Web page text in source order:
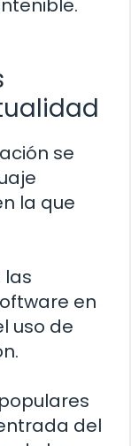
se
la que
las
en
uso de
del